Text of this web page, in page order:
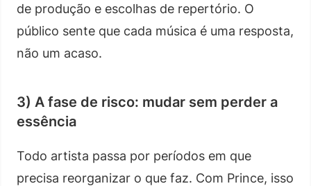
de produção e escolhas de repertório. O
público sente que cada música é uma resposta,
não um acaso.
3) A fase de risco: mudar sem perder a
essência
Todo artista passa por períodos em que
precisa reorganizar o que faz. Com Prince, isso